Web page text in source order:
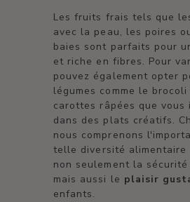
Les fruits frais tels que
avec la peau, les poires
baies sont parfaits pour
et riche en fibres. Pour
pouvez également opter
légumes comme le
carottes râpées que vous
dans des plats créatifs.
nous comprenons
telle diversité alimentaire
non seulement la
mais aussi le plaisir
enfants.